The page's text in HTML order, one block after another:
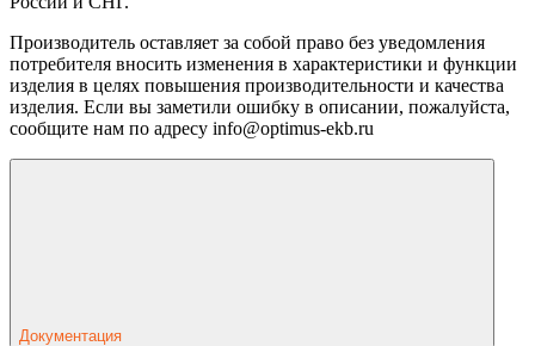
Производитель оставляет за собой право без уведомления
потребителя вносить изменения в характеристики и функции
изделия в целях повышения производительности и качества
изделия. Если вы заметили ошибку в описании, пожалуйста,
сообщите нам по адресу info@optimus-ekb.ru
Документация